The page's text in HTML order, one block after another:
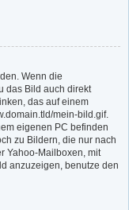
Wenn die
das Bild auch direkt
das auf einem
mein-bild.gif.
eigenen PC befinden
zu Bildern, die nur nach
Yahoo-Mailboxen, mit
anzuzeigen, benutze den